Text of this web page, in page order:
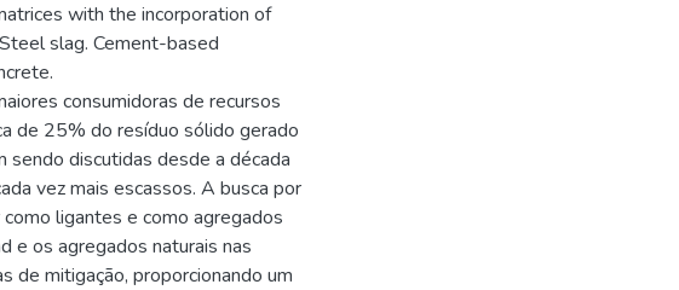
with the incorporation of
slag. Cement-based
consumidoras de recursos
de 25% do resíduo sólido gerado
discutidas desde a década
vez mais escassos. A busca por
ligantes e como agregados
e os agregados naturais nas
de mitigação, proporcionando um